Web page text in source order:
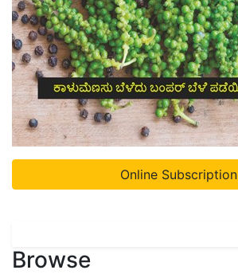
Online Subscription
Browse